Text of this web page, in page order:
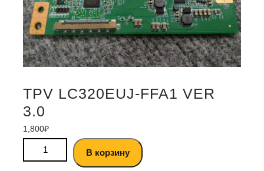
TPV LC320EUJ-FFA1 VER
3.0
1,800₽
В корзину